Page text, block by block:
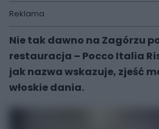
Reklama
Nie tak dawno na Zagórzu
restauracja – Pocco Italia
jak nazwa wskazuje, zjeść
włoskie dania.